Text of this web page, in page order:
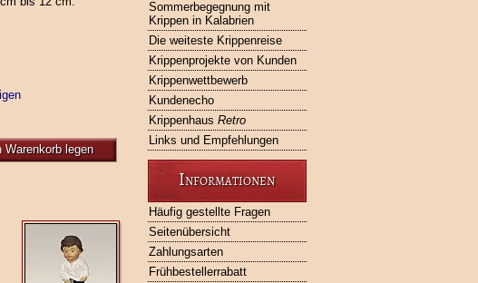
Sommerbegegnung mit
Krippen in Kalabrien
Die weiteste Krippenreise
Krippenprojekte von Kunden
Krippenwettbewerb
Kundenecho
Krippenhaus Retro
Links und Empfehlungen
Informationen
Häufig gestellte Fragen
Seitenübersicht
Zahlungsarten
Frühbestellerrabatt
Warenkorb legen